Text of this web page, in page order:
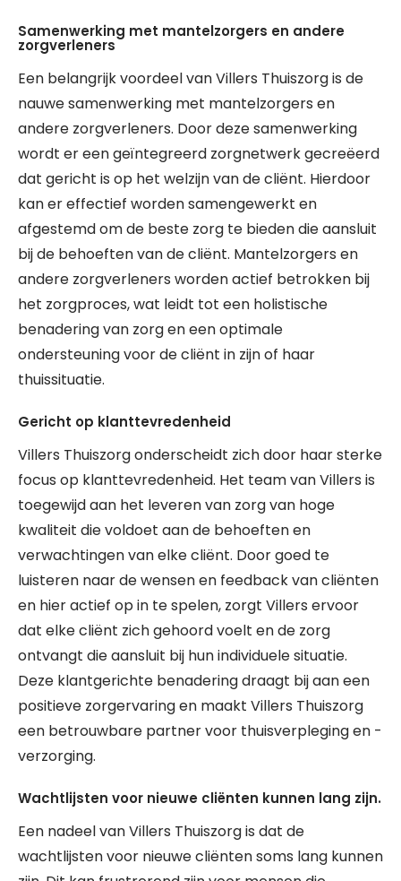
Samenwerking met mantelzorgers en andere
zorgverleners
Een belangrijk voordeel van Villers Thuiszorg is de
nauwe samenwerking met mantelzorgers en
andere zorgverleners. Door deze samenwerking
wordt er een geïntegreerd zorgnetwerk gecreëerd
dat gericht is op het welzijn van de cliënt. Hierdoor
kan er effectief worden samengewerkt en
afgestemd om de beste zorg te bieden die aansluit
bij de behoeften van de cliënt. Mantelzorgers en
andere zorgverleners worden actief betrokken bij
het zorgproces, wat leidt tot een holistische
benadering van zorg en een optimale
ondersteuning voor de cliënt in zijn of haar
thuissituatie.
Gericht op klanttevredenheid
Villers Thuiszorg onderscheidt zich door haar sterke
focus op klanttevredenheid. Het team van Villers is
toegewijd aan het leveren van zorg van hoge
kwaliteit die voldoet aan de behoeften en
verwachtingen van elke cliënt. Door goed te
luisteren naar de wensen en feedback van cliënten
en hier actief op in te spelen, zorgt Villers ervoor
dat elke cliënt zich gehoord voelt en de zorg
ontvangt die aansluit bij hun individuele situatie.
Deze klantgerichte benadering draagt bij aan een
positieve zorgervaring en maakt Villers Thuiszorg
een betrouwbare partner voor thuisverpleging en -
verzorging.
Wachtlijsten voor nieuwe cliënten kunnen lang zijn.
Een nadeel van Villers Thuiszorg is dat de
wachtlijsten voor nieuwe cliënten soms lang kunnen